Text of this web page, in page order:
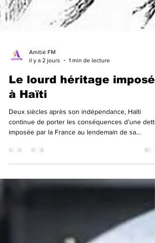
il y a 2 jours
Le lourd héritage imposé
à Haïti
Deux siècles après son indépendance, Haïti
libération. En 1825, sous la pression d’une flotte
guerre, le roi Charles X exige d’Haïti une
cette obligation, le jeune État haïtien doit
auprès de banques françaises. L’indemnité sera
finalement remboursée en 1878, tandis que le